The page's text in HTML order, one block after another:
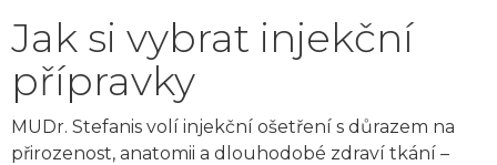
Jak si vybrat injekční
přípravky
MUDr. Stefanis volí injekční ošetření s důrazem na
přirozenost, anatomii a dlouhodobé zdraví tkání –